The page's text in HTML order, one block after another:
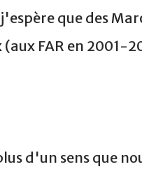
que des
FAR en 2001-
d'un sens que